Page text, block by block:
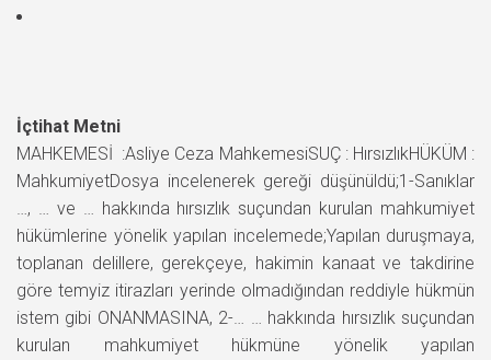
İçtihat Metni
MAHKEMESİ :Asliye Ceza MahkemesiSUÇ : HırsızlıkHÜKÜM :
MahkumiyetDosya incelenerek gereği düşünüldü;1-Sanıklar
…, … ve … hakkında hırsızlık suçundan kurulan mahkumiyet
hükümlerine yönelik yapılan incelemede;Yapılan duruşmaya,
toplanan delillere, gerekçeye, hakimin kanaat ve takdirine
göre temyiz itirazları yerinde olmadığından reddiyle hükmün
istem gibi ONANMASINA, 2-… … hakkında hırsızlık suçundan
kurulan mahkumiyet hükmüne yönelik yapılan